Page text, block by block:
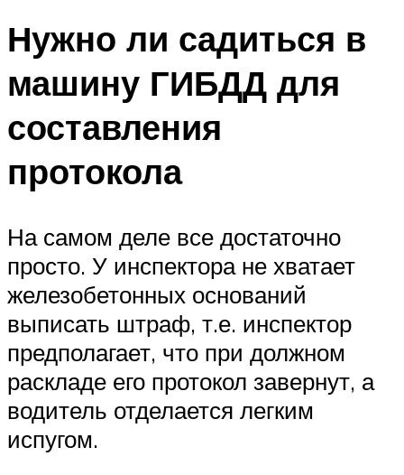
Нужно ли садиться в
машину ГИБДД для
составления
протокола
На самом деле все достаточно
просто. У инспектора не хватает
железобетонных оснований
выписать штраф, т.е. инспектор
предполагает, что при должном
раскладе его протокол завернут, а
водитель отделается легким
испугом.